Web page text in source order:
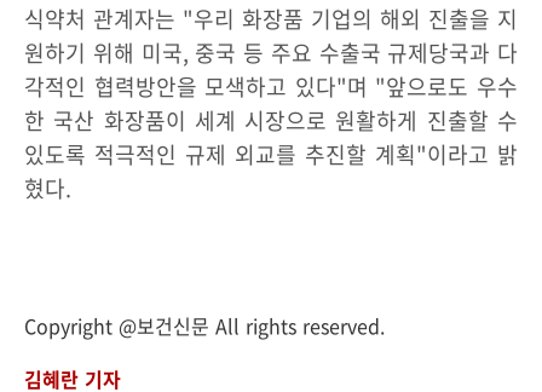
식약처 관계자는 "우리 화장품 기업의 해외 진출을 지
원하기 위해 미국, 중국 등 주요 수출국 규제당국과 다
각적인 협력방안을 모색하고 있다"며 "앞으로도 우수
한 국산 화장품이 세계 시장으로 원활하게 진출할 수
있도록 적극적인 규제 외교를 추진할 계획"이라고 밝
혔다.
Copyright @보건신문 All rights reserved.
김혜란 기자